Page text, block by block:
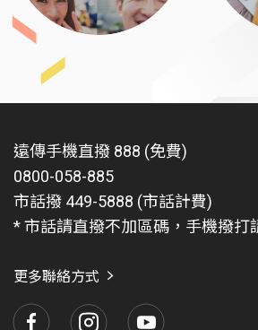
遠傳手機直撥 888 (免費)
0800-058-885
市話撥 449-5888 (市話計費)
* 市話請直撥不加區碼，手機撥打
更多聯絡方式